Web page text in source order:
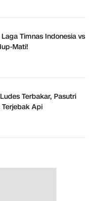
Timnas Indonesia vs
Mati!
Terbakar, Pasutri
Terjebak Api